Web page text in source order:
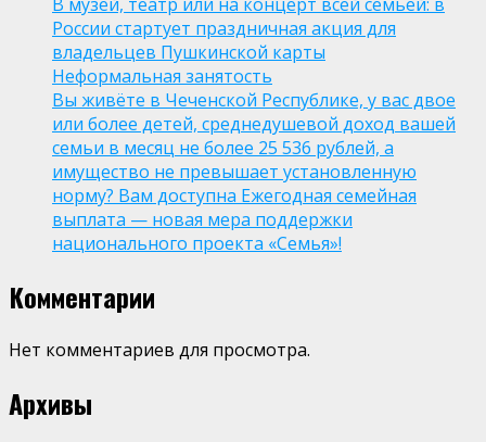
России стартует праздничная акция для
владельцев Пушкинской карты
Неформальная занятость
Вы живёте в Чеченской Республике, у вас двое
или более детей, среднедушевой доход вашей
семьи в месяц не более 25 536 рублей, а
имущество не превышает установленную
норму? Вам доступна Ежегодная семейная
выплата — новая мера поддержки
национального проекта «Семья»!
Комментарии
Нет комментариев для просмотра.
Архивы